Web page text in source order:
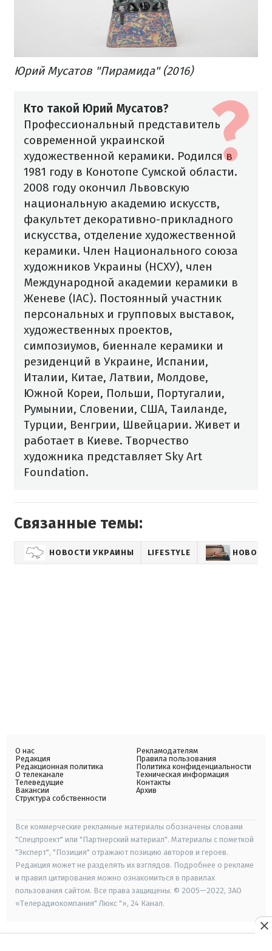
Юрий Мусатов "Пирамида" (2016)
Кто такой Юрий Мусатов?
Профессиональный представитель
современной украинской
художественной керамики. Родился в
1981 году в Конотопе Сумской области.
2008 году окончил Львовскую
национальную академию искусств,
факультет декоративно-прикладного
искусства, отделение художественной
керамики. Член Национального союза
художников Украины (НСХУ), член
Международной академии керамики в
Женеве (IAC). Постоянный участник
персональных и групповых выставок,
художественных проектов,
симпозиумов, биеннале керамики и
резиденций в Украине, Испании,
Италии, Китае, Латвии, Молдове,
Южной Кореи, Польши, Португалии,
Румынии, Словении, США, Таиланде,
Турции, Венгрии, Швейцарии. Живет и
работает в Киеве. Творчество
художника представляет Sky Art
Foundation.
Связанные темы:
НОВОСТИ УКРАИНЫ LIFESTYLE
О нас
Редакция
Редакционная политика
О телеканале
Телеведущие
Вакансии
Структура собственности
Рекламодателям
Правила пользования
Политика конфиденциальности
Техническая информация
Контакты
Архив
Все коммерческие рекламные материалы обозначены словами
"Спецпроект" или "Партнерский материал". Материалы с пометкой
"Эксперт", "Позиция" отражают позицию авторов и героев.
Редакция может не разделять их взглядов. Подробнее о рекламе
и правил цитирования можно ознакомиться в правилах
пользования сайтом. Все права защищены. © 2005—2022, ЗАО
«Телерадиокомпания" Люкс "», 24 Канал.